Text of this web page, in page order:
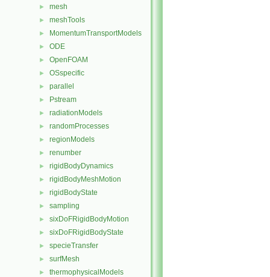
► mesh
► meshTools
► MomentumTransportModels
► ODE
► OpenFOAM
► OSspecific
► parallel
► Pstream
► radiationModels
► randomProcesses
► regionModels
► renumber
► rigidBodyDynamics
► rigidBodyMeshMotion
► rigidBodyState
► sampling
► sixDoFRigidBodyMotion
► sixDoFRigidBodyState
► specieTransfer
► surfMesh
► thermophysicalModels